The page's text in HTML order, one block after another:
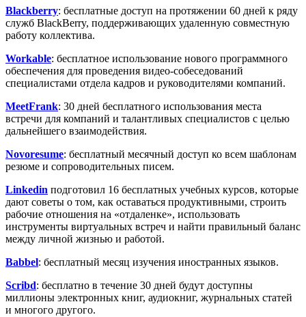
Blackberry: бесплатные доступ на протяжении 60 дней к ряду
служб BlackBerry, поддерживающих удаленную совместную
работу коллектива.
Workable: бесплатное использование нового программного
обеспечения для проведения видео-собеседований
специалистами отдела кадров и руководителями компаний.
MeetFrank: 30 дней бесплатного использования места
встречи для компаний и талантливых специалистов с целью
дальнейшего взаимодействия.
Novoresume: бесплатный месячный доступ ко всем шаблонам
резюме и сопроводительных писем.
Linkedin подготовил 16 бесплатных учебных курсов, которые
дают советы о том, как оставаться продуктивными, строить
рабочие отношения на «отдаленке», использовать
инструменты виртуальных встреч и найти правильный баланс
между личной жизнью и работой.
Babbel: бесплатный месяц изучения иностранных языков.
Scribd: бесплатно в течение 30 дней будут доступны
миллионы электронных книг, аудиокниг, журнальных статей
и многого другого.